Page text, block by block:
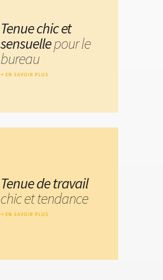
Tenue chic et
sensuellepour le
bureau
EN SAVOIR PLUS
Tenue de travail
chic et tendance
EN SAVOIR PLUS